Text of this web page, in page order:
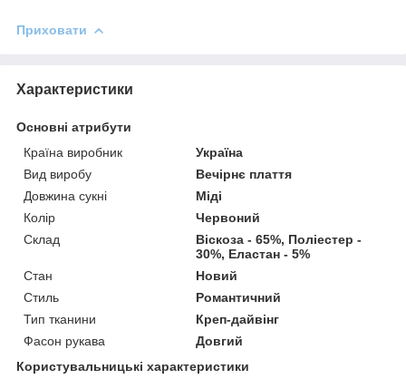
Приховати
Характеристики
Основні атрибути
Країна виробник
Україна
Вид виробу
Вечірнє плаття
Довжина сукні
Міді
Колір
Червоний
Склад
Віскоза - 65%, Поліестер -
30%, Еластан - 5%
Стан
Новий
Стиль
Романтичний
Тип тканини
Креп-дайвінг
Фасон рукава
Довгий
Користувальницькі характеристики